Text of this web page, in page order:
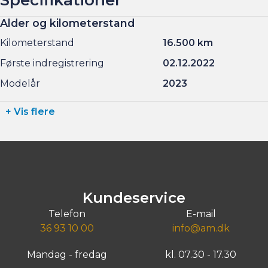
Alder og kilometerstand
Kilometerstand
16.500 km
Første indregistrering
02.12.2022
Modelår
2023
+ Vis flere
Kundeservice
Telefon
36 93 10 00
E-mail
info@am.dk
Mandag - fredag kl. 07.30 - 17.30